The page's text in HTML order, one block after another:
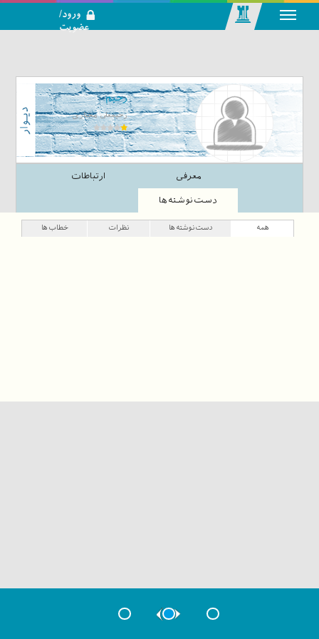
تحلیلی بازار
سرمایه
ورود/
عضویت
رحیم
رحیمعلی مختاری
معرفی ارتباطات
دست‌نوشته‌ها
همه دست‌نوشته‌ها نظرات خطاب‌ها